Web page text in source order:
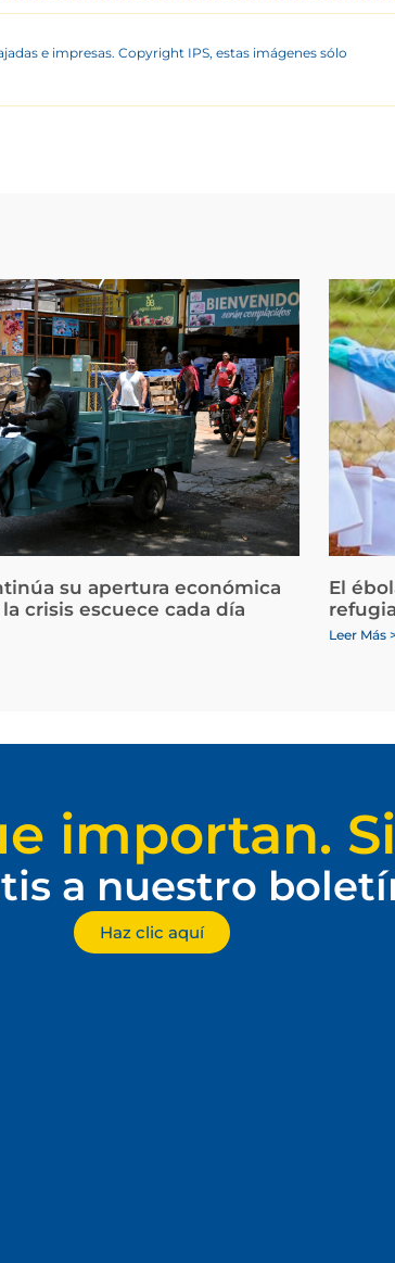
e impresas. Copyright IPS, estas imágenes sólo
su apertura económica
crisis escuece cada día
El
Leer Más
importan.
a nuestro
Haz clic aquí